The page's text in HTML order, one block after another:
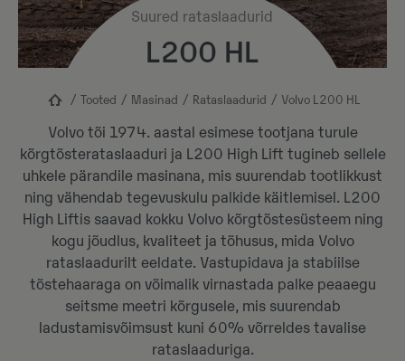
Suured rataslaadurid
L200 HL
Tooted Masinad Rataslaadurid Volvo L200 HL
Volvo tõi 1974. aastal esimese tootjana turule
kõrgtõsterataslaaduri ja L200 High Lift tugineb sellele
uhkele pärandile masinana, mis suurendab tootlikkust
ning vähendab tegevuskulu palkide käitlemisel. L200
High Liftis saavad kokku Volvo kõrgtõstesüsteem ning
kogu jõudlus, kvaliteet ja tõhusus, mida Volvo
rataslaadurilt eeldate. Vastupidava ja stabiilse
tõstehaaraga on võimalik virnastada palke peaaegu
seitsme meetri kõrgusele, mis suurendab
ladustamisvõimsust kuni 60% võrreldes tavalise
rataslaaduriga.